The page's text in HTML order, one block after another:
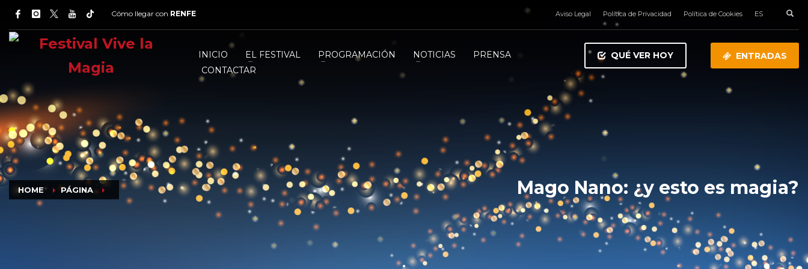
Cómo llegar con RENFE Aviso Legal Política de Privacidad Política de Cookies ES
INICIO EL FESTIVAL PROGRAMACIÓN NOTICIAS
PRENSA
CONTACTAR
QUÉ VER HOY ENTRADAS
HOME PÁGINA Mago Nano: ¿y esto es magia?